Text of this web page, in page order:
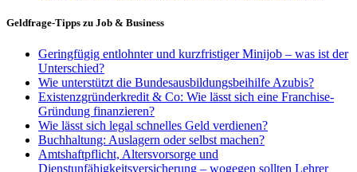
Geldfrage-Tipps zu Job & Business
Geringfügig entlohnter und kurzfristiger Minijob – was ist der
Unterschied?
Wie unterstützt die Bundesausbildungsbeihilfe Azubis?
Existenzgründerkredit & Co: Wie lässt sich eine Franchise-
Gründung finanzieren?
Wie lässt sich legal schnelles Geld verdienen?
Buchhaltung: Auslagern oder selbst machen?
Amtshaftpflicht, Altersvorsorge und
Dienstunfähigkeitsversicherung – wogegen sollten Lehrer